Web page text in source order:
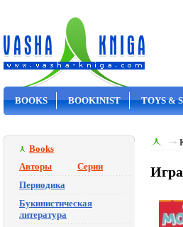
BOOKS BOOKINIST TOYS &
Books
Авторы
Серии
Периодика
Букинистическая
литература